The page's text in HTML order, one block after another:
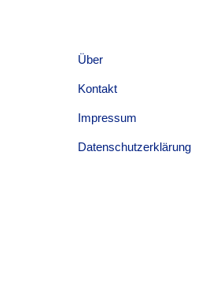
Über
Kontakt
Impressum
Datenschutzerklärung